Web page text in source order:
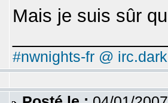
Mais je suis sûr
#nwnights-fr @